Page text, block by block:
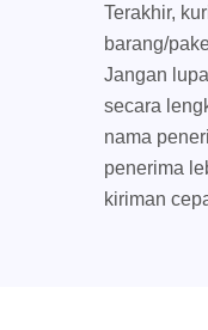
Terakhir,
barang/
Jangan
secara
nama
penerima
kiriman